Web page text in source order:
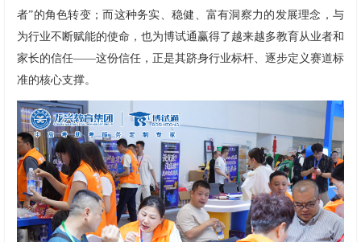
者”的角色转变；而这种务实、稳健、富有洞察力的发展理念，与
为行业不断赋能的使命，也为博试通赢得了越来越多教育从业者和
家长的信任——这份信任，正是其跻身行业标杆、逐步定义赛道标
准的核心支撑。